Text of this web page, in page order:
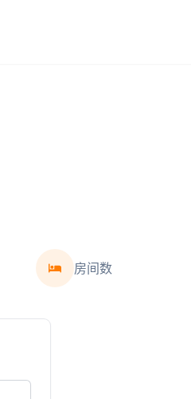
房间数